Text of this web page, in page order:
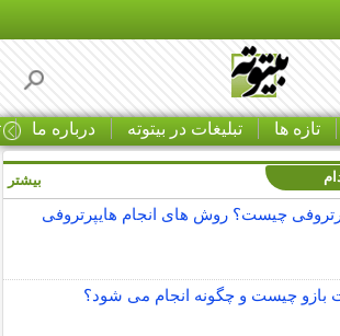
تازه ها تبلیغات در بیتوته درباره ما
چیست؟ روش های انجام هایپرتروفی
بازو چیست و چگونه انجام می شود؟
بیشتر